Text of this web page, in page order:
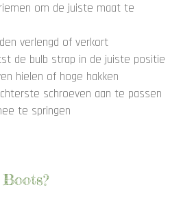
om de juiste maat te
verlengd of verkort
de bulb strap in de juiste positie
hielen of hoge hakken
schroeven aan te passen
te springen